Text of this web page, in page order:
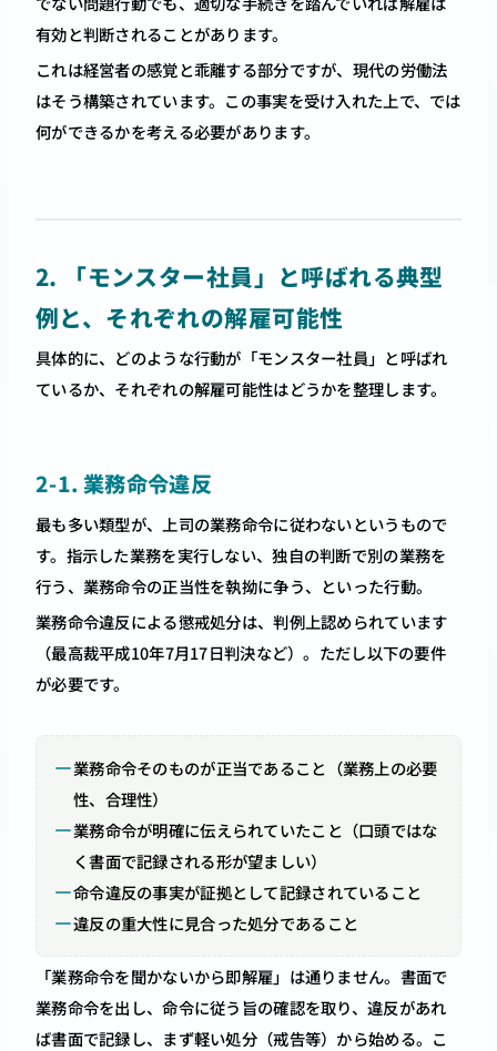
有効と判断されることがあります。
これは経営者の感覚と乖離する部分ですが、現代の労働法
はそう構築されています。この事実を受け入れた上で、では
何ができるかを考える必要があります。
2. 「モンスター社員」と呼ばれる典型
例と、それぞれの解雇可能性
具体的に、どのような行動が「モンスター社員」と呼ばれ
ているか、それぞれの解雇可能性はどうかを整理します。
2-1. 業務命令違反
最も多い類型が、上司の業務命令に従わないというもので
す。指示した業務を実行しない、独自の判断で別の業務を
行う、業務命令の正当性を執拗に争う、といった行動。
業務命令違反による懲戒処分は、判例上認められています
（最高裁平成10年7月17日判決など）。ただし以下の要件
が必要です。
業務命令そのものが正当であること（業務上の必要
性、合理性）
業務命令が明確に伝えられていたこと（口頭ではな
く書面で記録される形が望ましい）
命令違反の事実が証拠として記録されていること
違反の重大性に見合った処分であること
「業務命令を聞かないから即解雇」は通りません。書面で
業務命令を出し、命令に従う旨の確認を取り、違反があれ
ば書面で記録し、まず軽い処分（戒告等）から始める。こ